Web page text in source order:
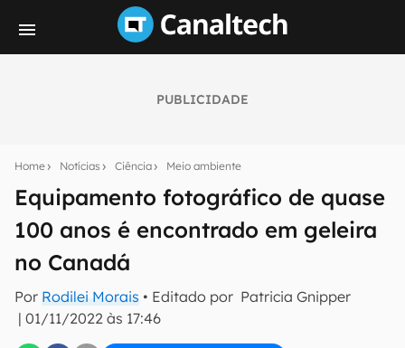
PUBLICIDADE
Home Notícias Ciência Meio ambiente
Equipamento fotográfico de quase
100 anos é encontrado em geleira
no Canadá
Por Rodilei Morais • Editado por Patricia Gnipper
| 01/11/2022 às 17:46
notícias e reviews sobre tecnologia em primeira
mão.
E-mail
inscreva-se